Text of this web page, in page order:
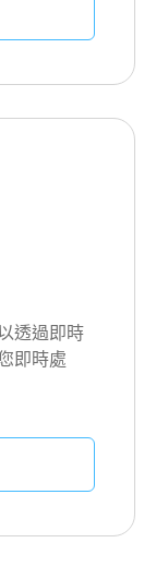
透過即時
即時處